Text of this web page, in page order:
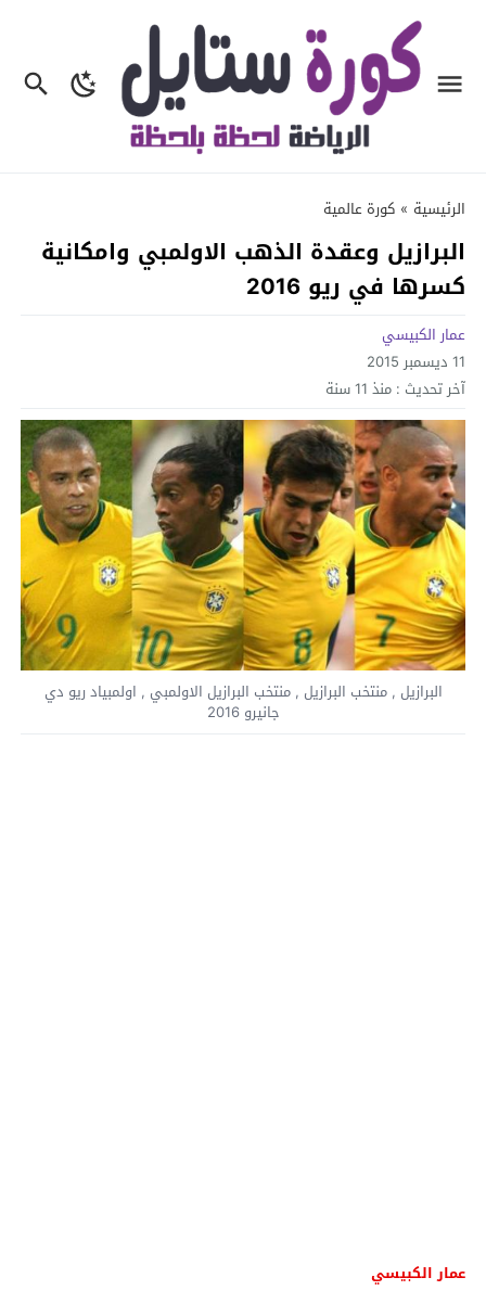
الرئيسية » كورة عالمية
البرازيل وعقدة الذهب الاولمبي وامكانية
كسرها في ريو 2016
عمار الكبيسي
11 ديسمبر 2015
آخر تحديث : منذ 11 سنة
البرازيل , منتخب البرازيل , منتخب البرازيل الاولمبي , اولمبياد ريو دي
جانيرو 2016
عمار الكبيسي